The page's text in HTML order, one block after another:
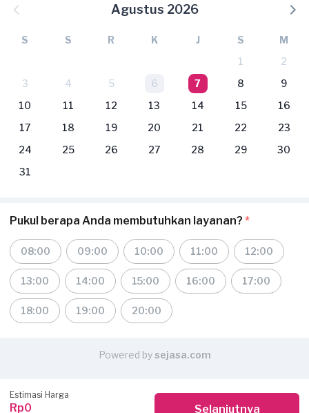
Agustus 2026
S S R K J S
M
1
2
3
4 5 6 7 8
9
10
11 12 13 14 15
16
17
18 19 20 21 22
23
24
25 26 27 28 29
30
31
Pukul berapa Anda membutuhkan layanan? *
08:00 09:00 10:00 11:00 12:00
13:00 14:00 15:00 16:00 17:00
18:00 19:00 20:00
Powered bysejasa.com
Estimasi Harga
Rp0 Selanjutnya